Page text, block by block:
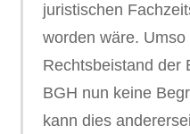
juristischen
worden wäre.
Rechtsbeistand der
BGH nun keine
kann dies